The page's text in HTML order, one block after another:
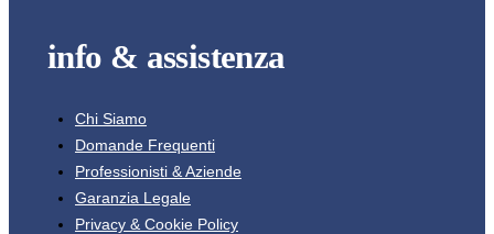
info & assistenza
Chi Siamo
Domande Frequenti
Professionisti & Aziende
Garanzia Legale
Privacy & Cookie Policy